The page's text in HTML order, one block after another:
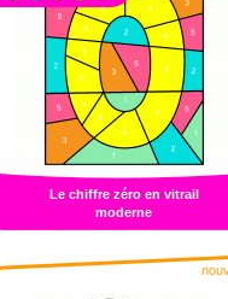
Le chiffre zéro en vitrail
moderne